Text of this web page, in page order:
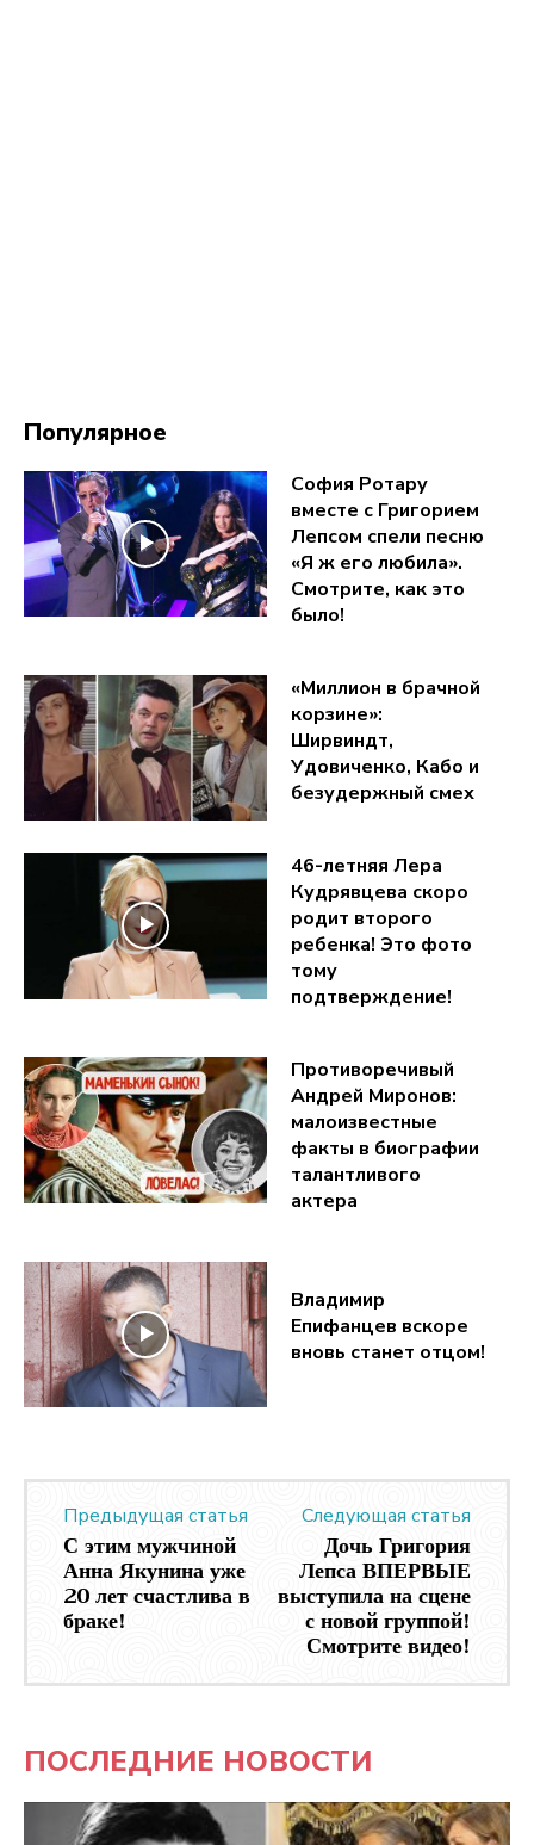
Популярное
София Ротару
вместе с Григорием
Лепсом спели песню
«Я ж его любила».
Смотрите, как это
было!
«Миллион в брачной
корзине»:
Ширвиндт,
Удовиченко, Кабо и
безудержный смех
46-летняя Лера
Кудрявцева скоро
родит второго
ребенка! Это фото
тому
подтверждение!
Противоречивый
Андрей Миронов:
малоизвестные
факты в биографии
талантливого
актера
Владимир
Епифанцев вскоре
вновь станет отцом!
Предыдущая статья
С этим мужчиной
Анна Якунина уже
20 лет счастлива в
браке!
Следующая статья
Дочь Григория
Лепса ВПЕРВЫЕ
выступила на сцене
с новой группой!
Смотрите видео!
ПОСЛЕДНИЕ НОВОСТИ